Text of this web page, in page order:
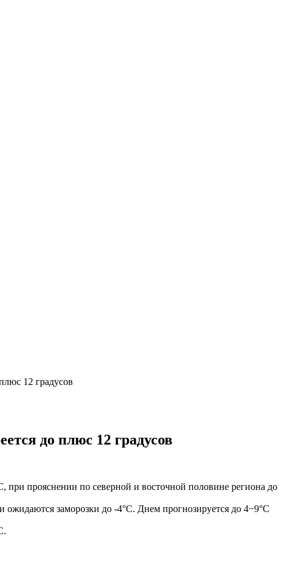
12 градусов
до плюс 12 градусов
при прояснении по северной и восточной половине региона до
заморозки до -4°С. Днем прогнозируется до 4−9°С